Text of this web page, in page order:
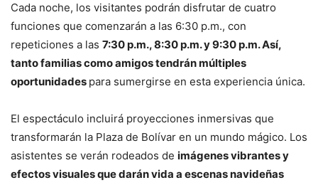
Cada noche, los visitantes podrán disfrutar de cuatro
funciones que comenzarán a las 6:30 p.m., con
repeticiones a las 7:30 p.m., 8:30 p.m. y 9:30 p.m. Así,
tanto familias como amigos tendrán múltiples
oportunidades para sumergirse en esta experiencia única.
El espectáculo incluirá proyecciones inmersivas que
transformarán la Plaza de Bolívar en un mundo mágico. Los
asistentes se verán rodeados de imágenes vibrantes y
efectos visuales que darán vida a escenas navideñas